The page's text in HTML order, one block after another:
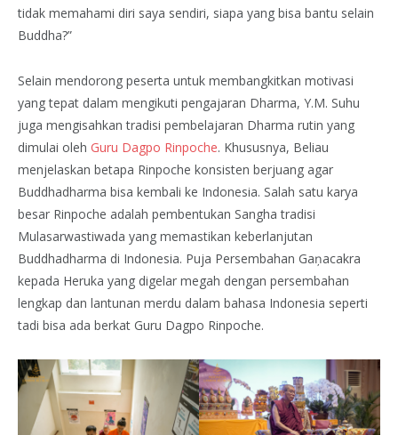
tidak memahami diri saya sendiri, siapa yang bisa bantu selain
Buddha?”
Selain mendorong peserta untuk membangkitkan motivasi
yang tepat dalam mengikuti pengajaran Dharma, Y.M. Suhu
juga mengisahkan tradisi pembelajaran Dharma rutin yang
dimulai oleh Guru Dagpo Rinpoche. Khususnya, Beliau
menjelaskan betapa Rinpoche konsisten berjuang agar
Buddhadharma bisa kembali ke Indonesia. Salah satu karya
besar Rinpoche adalah pembentukan Sangha tradisi
Mulasarwastiwada yang memastikan keberlanjutan
Buddhadharma di Indonesia. Puja Persembahan Gaņacakra
kepada Heruka yang digelar megah dengan persembahan
lengkap dan lantunan merdu dalam bahasa Indonesia seperti
tadi bisa ada berkat Guru Dagpo Rinpoche.